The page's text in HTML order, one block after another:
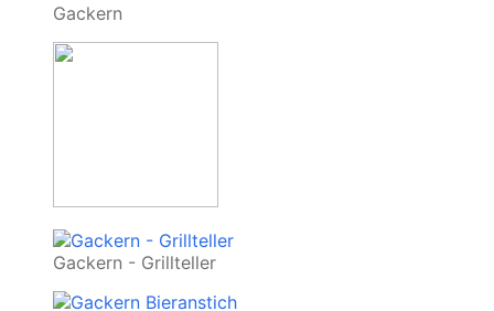
Gackern
Gackern - Grillteller